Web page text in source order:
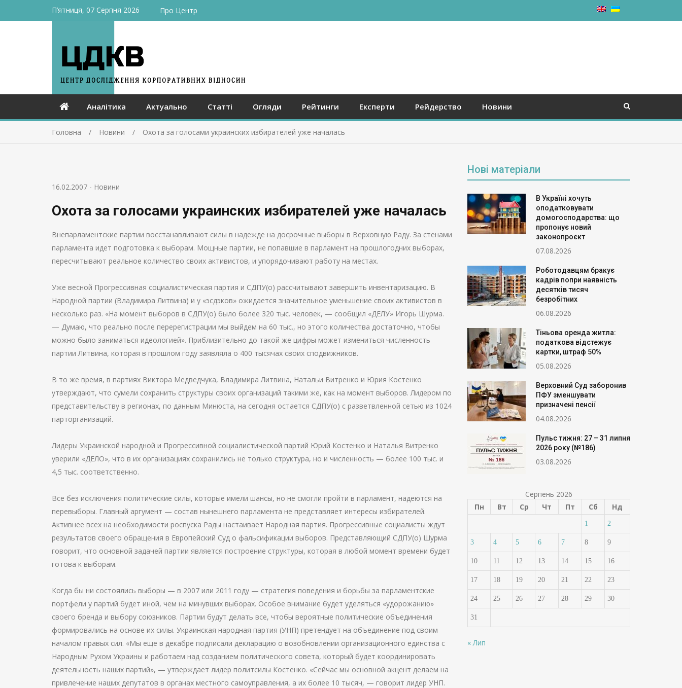
П’ятниця, 07 Серпня 2026 Про Центр
Аналітика Актуально Статті Огляди Рейтинги Експерти Рейдерство Новини
Головна Новини Охота за голосами украинских избирателей уже началась
16.02.2007 - Новини
Охота за голосами украинских избирателей уже началась
Внепарламентские партии восстанавливают силы в надежде на досрочные выборы в Верховную Раду. За стенами
парламента идет подготовка к выборам. Мощные партии, не попавшие в парламент на прошлогодних выборах,
пересчитывают реальное количество своих активистов, и упорядочивают работу на местах.
Уже весной Прогрессивная социалистическая партия и СДПУ(о) рассчитывают завершить инвентаризацию. В
Народной партии (Владимира Литвина) и у «эсдэков» ожидается значительное уменьшение своих активистов в
несколько раз. «На момент выборов в СДПУ(о) было более 320 тыс. человек, — сообщил «ДЕЛУ» Игорь Шурма.
— Думаю, что реально после перерегистрации мы выйдем на 60 тыс., но этого количества достаточно, чтобы
можно было заниматься идеологией». Приблизительно до такой же цифры может измениться численность
партии Литвина, которая в прошлом году заявляла о 400 тысячах своих сподвижников.
В то же время, в партиях Виктора Медведчука, Владимира Литвина, Натальи Витренко и Юрия Костенко
утверждают, что сумели сохранить структуры своих организаций такими же, как на момент выборов. Лидером по
представительству в регионах, по данным Минюста, на сегодня остается СДПУ(о) с разветвленной сетью из 1024
парторганизаций.
Лидеры Украинской народной и Прогрессивной социалистической партий Юрий Костенко и Наталья Витренко
уверили «ДЕЛО», что в их организациях сохранились не только структура, но и численность — более 100 тыс. и
4,5 тыс. соответственно.
Все без исключения политические силы, которые имели шансы, но не смогли пройти в парламент, надеются на
перевыборы. Главный аргумент — состав нынешнего парламента не представляет интересы избирателей.
Активнее всех на необходимости роспуска Рады настаивает Народная партия. Прогрессивные социалисты ждут
результатов своего обращения в Европейский Суд о фальсификации выборов. Представляющий СДПУ(о) Шурма
говорит, что основной задачей партии является построение структуры, которая в любой момент времени будет
готова к выборам.
Когда бы ни состоялись выборы — в 2007 или 2011 году — стратегия поведения и борьбы за парламентские
портфели у партий будет иной, чем на минувших выборах. Особое внимание будет уделяться «удорожанию»
своего бренда и выбору союзников. Партии будут делать все, чтобы вероятные политические объединения
формировались на основе их силы. Украинская народная партия (УНП) претендует на объединение под своим
началом правых сил. «Мы еще в декабре подписали декларацию о возобновлении организационного единства с
Народным Рухом Украины и работаем над созданием политического совета, который будет координировать
деятельность наших партий», — утверждает лидер политсилы Костенко. «Сейчас мы основной акцент делаем на
привлечение наших депутатов в органах местного самоуправления, а их более 10 тысяч, — говорит лидер УНП.
Нові матеріали
В Україні хочуть
оподатковувати
домогосподарства: що
пропонує новий
законопроєкт
07.08.2026
Роботодавцям бракує
кадрів попри наявність
десятків тисяч
безробітних
06.08.2026
Тіньова оренда житла:
податкова відстежує
картки, штраф 50%
05.08.2026
Верховний Суд заборонив
ПФУ зменшувати
призначені пенсії
04.08.2026
Пульс тижня: 27 – 31 липня
2026 року (№186)
03.08.2026
Серпень 2026
Пн
Вт Ср Чт Пт Сб Нд
1 2
3 4 5 6 7 8 9
10 11 12 13 14 15 16
17 18 19 20 21 22 23
24 25 26 27 28 29 30
31
« Лип